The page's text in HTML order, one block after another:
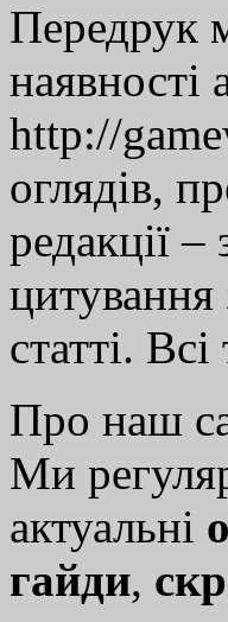
Передрук
наявності
http://
оглядів,
редакції
статті.
Про наш
Ми
актуальні
гайди,